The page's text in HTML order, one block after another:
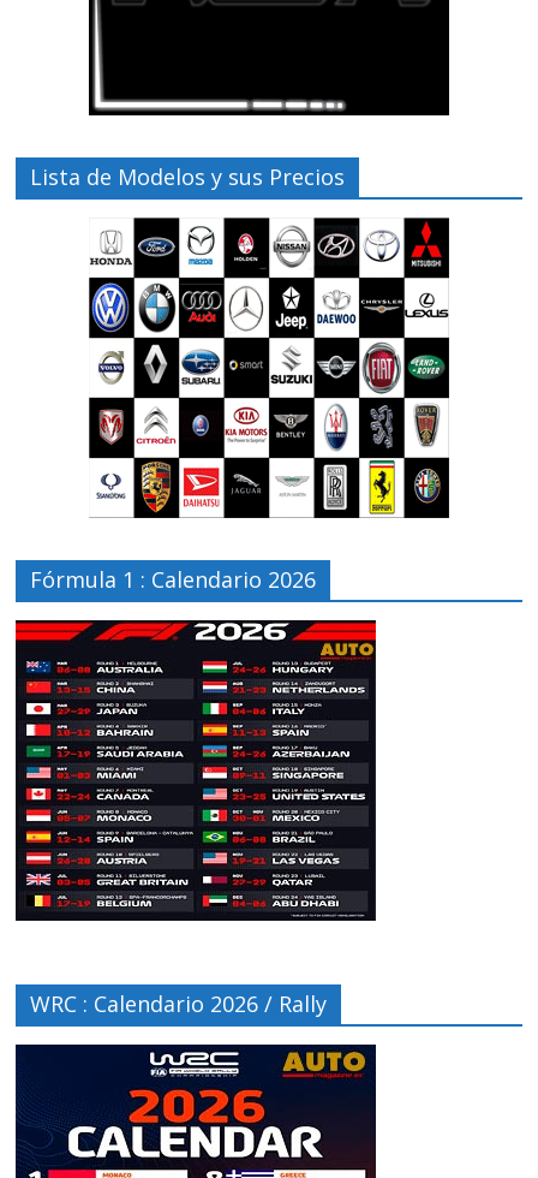
Lista de Modelos y sus Precios
Fórmula 1 : Calendario 2026
WRC : Calendario 2026 / Rally